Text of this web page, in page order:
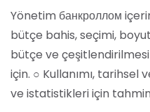
Yönetim банкроллом
bütçe bahis, seçimi,
bütçe ve
için. ○ Kullanımı, tarihsel
ve istatistikleri için